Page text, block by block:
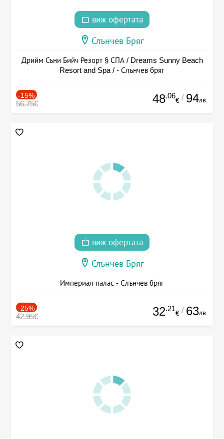
виж офертата
Слънчев Бряг
Дрийм Съни Бийч Резорт § СПА / Dreams Sunny Beach
Resort and Spa / - Слънчев бряг
-15%
56.75€ 48.06
€ / 94лв.
виж офертата
Слънчев Бряг
Империал палас - Слънчев бряг
-25%
42.95€ 32.21
€ / 63лв.